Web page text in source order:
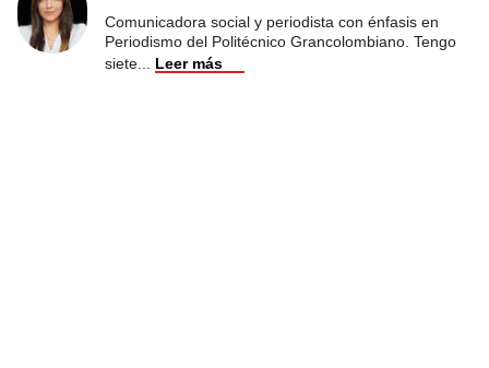
Comunicadora social y periodista con énfasis en
Periodismo del Politécnico Grancolombiano. Tengo
siete
Leer más